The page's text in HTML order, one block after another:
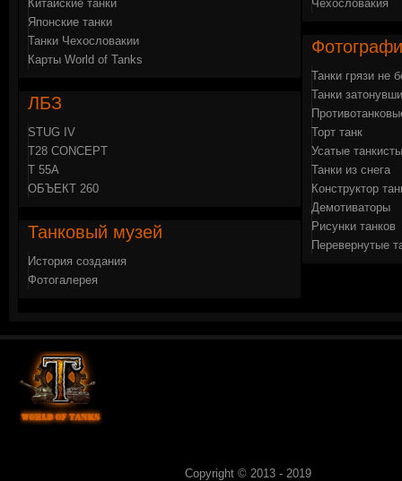
Китайские танки
Японские танки
Танки Чехословакии
Карты World of Tanks
ЛБЗ
STUG IV
Т28 CONCEPT
Т 55А
ОБЪЕКТ 260
Танковый музей
История создания
Фотогалерея
Чехословакия
Танки грязи не
Танки
Торт танк
Усатые танкисты
Танки из снега
Конструктор
Демотиваторы
Рисунки танков
Перевернутые
Copyright © 2013 - 2019